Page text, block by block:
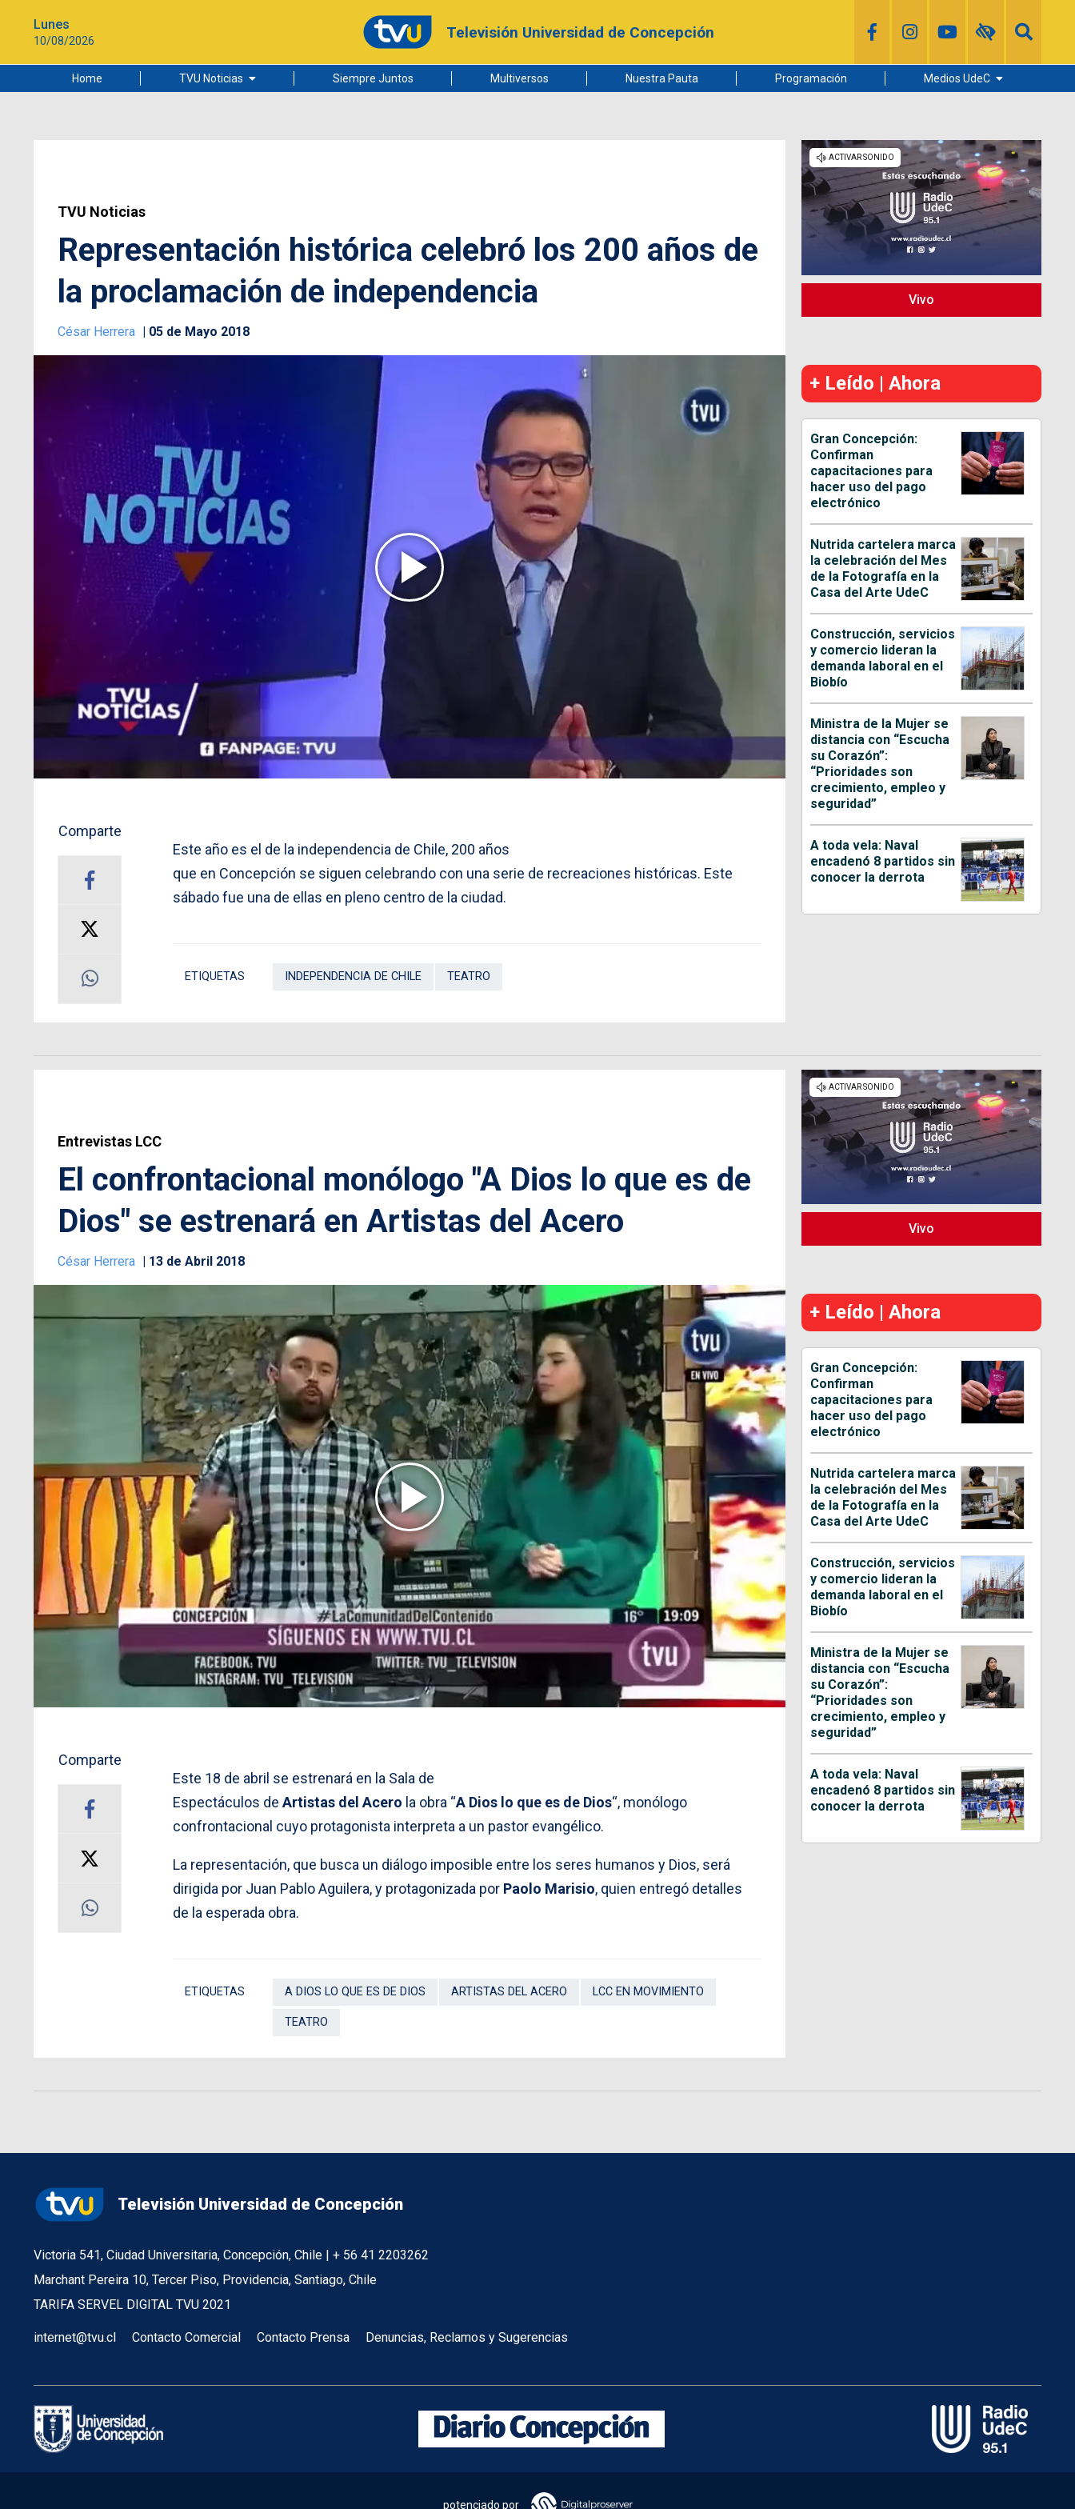
Lunes
10/08/2026 Televisión Universidad de Concepción
Home TVU Noticias
Ciudad
Siempre Juntos Multiversos Nuestra Pauta Programación Medios UdeC
Radio UdeC
Noticias UdeC
La Discusión
TVU Noticias
Representación histórica celebró los 200 años de
la proclamación de independencia
César Herrera 05 de Mayo 2018
Comparte
Este año es el de la independencia de Chile, 200 años
que en Concepción se siguen celebrando con una serie de recreaciones históricas. Este
sábado fue una de ellas en pleno centro de la ciudad.
ETIQUETAS INDEPENDENCIA DE CHILE TEATRO
Vivo
+ Leído | Ahora
Gran Concepción:
Confirman
capacitaciones para
hacer uso del pago
electrónico
Nutrida cartelera marca
la celebración del Mes
de la Fotografía en la
Casa del Arte UdeC
Construcción, servicios
y comercio lideran la
demanda laboral en el
Biobío
Ministra de la Mujer se
distancia con “Escucha
su Corazón”:
“Prioridades son
crecimiento, empleo y
seguridad”
A toda vela: Naval
encadenó 8 partidos sin
conocer la derrota
Entrevistas LCC
El confrontacional monólogo "A Dios lo que es de
Dios" se estrenará en Artistas del Acero
César Herrera 13 de Abril 2018
Comparte
Este 18 de abril se estrenará en la Sala de
Espectáculos deArtistas del Acero la obra “A Dios lo que es de Dios“, monólogo
confrontacional cuyo protagonista interpreta a un pastor evangélico.
La representación, que busca un diálogo imposible entre los seres humanos y Dios, será
dirigida por Juan Pablo Aguilera, y protagonizada por Paolo Marisio, quien entregó detalles
de la esperada obra.
ETIQUETAS A DIOS LO QUE ES DE DIOS ARTISTAS DEL ACERO LCC EN MOVIMIENTO
TEATRO
Vivo
+ Leído | Ahora
Gran Concepción:
Confirman
capacitaciones para
hacer uso del pago
electrónico
Nutrida cartelera marca
la celebración del Mes
de la Fotografía en la
Casa del Arte UdeC
Construcción, servicios
y comercio lideran la
demanda laboral en el
Biobío
Ministra de la Mujer se
distancia con “Escucha
su Corazón”:
“Prioridades son
crecimiento, empleo y
seguridad”
A toda vela: Naval
encadenó 8 partidos sin
conocer la derrota
Televisión Universidad de Concepción
Victoria 541, Ciudad Universitaria, Concepción, Chile | + 56 41 2203262
Marchant Pereira 10, Tercer Piso, Providencia, Santiago, Chile
TARIFA SERVEL DIGITAL TVU 2021
internet@tvu.cl Contacto Comercial Contacto Prensa Denuncias, Reclamos y Sugerencias
potenciado por